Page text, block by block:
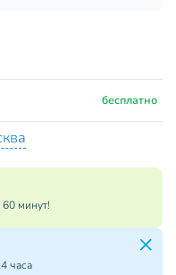
бесплатно
минут!
часа